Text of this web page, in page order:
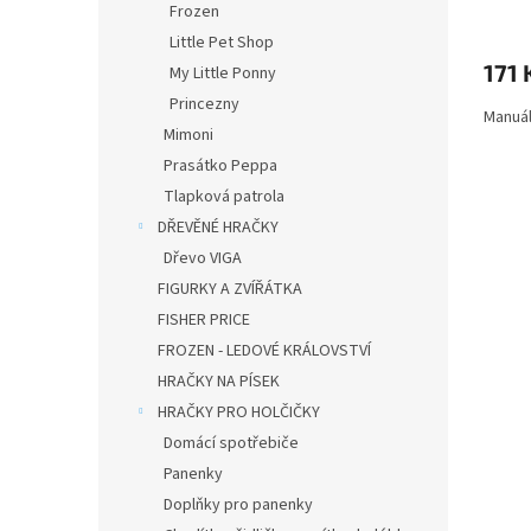
Frozen
Little Pet Shop
My Little Ponny
Princezny
Mimoni
Prasátko Peppa
Tlapková patrola
DŘEVĚNÉ HRAČKY
Dřevo VIGA
FIGURKY A ZVÍŘÁTKA
FISHER PRICE
FROZEN - LEDOVÉ KRÁLOVSTVÍ
HRAČKY NA PÍSEK
HRAČKY PRO HOLČIČKY
Domácí spotřebiče
Panenky
Doplňky pro panenky
171